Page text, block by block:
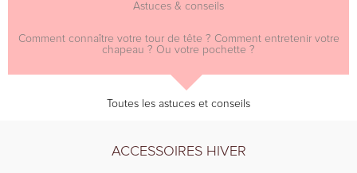
Astuces & conseils
Comment connaître votre tour de tête ? Comment entretenir votre
chapeau ? Ou votre pochette ?
Toutes les astuces et conseils
ACCESSOIRES HIVER